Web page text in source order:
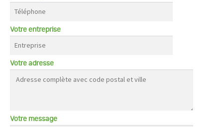
Votre entreprise
Votre adresse
Votre message